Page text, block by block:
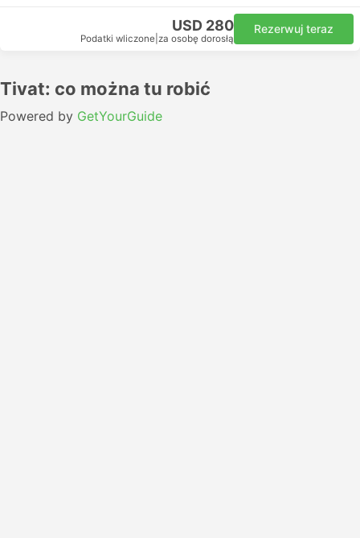
USD 280
Podatki wliczone za osobę dorosłą
Rezerwuj teraz
Tivat: co można tu robić
Powered by GetYourGuide